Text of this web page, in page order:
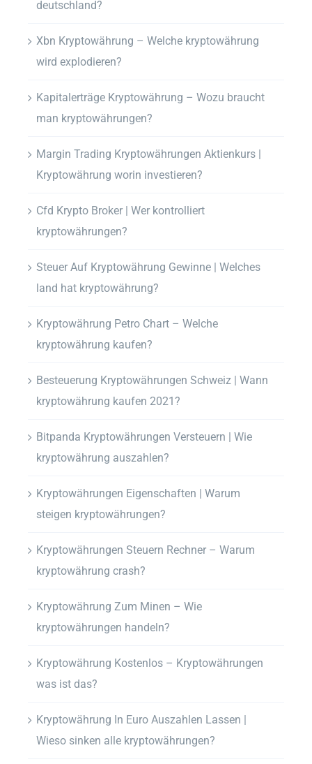
deutschland?
Xbn Kryptowährung – Welche kryptowährung
wird explodieren?
Kapitalerträge Kryptowährung – Wozu braucht
man kryptowährungen?
Margin Trading Kryptowährungen Aktienkurs |
Kryptowährung worin investieren?
Cfd Krypto Broker | Wer kontrolliert
kryptowährungen?
Steuer Auf Kryptowährung Gewinne | Welches
land hat kryptowährung?
Kryptowährung Petro Chart – Welche
kryptowährung kaufen?
Besteuerung Kryptowährungen Schweiz | Wann
kryptowährung kaufen 2021?
Bitpanda Kryptowährungen Versteuern | Wie
kryptowährung auszahlen?
Kryptowährungen Eigenschaften | Warum
steigen kryptowährungen?
Kryptowährungen Steuern Rechner – Warum
kryptowährung crash?
Kryptowährung Zum Minen – Wie
kryptowährungen handeln?
Kryptowährung Kostenlos – Kryptowährungen
was ist das?
Kryptowährung In Euro Auszahlen Lassen |
Wieso sinken alle kryptowährungen?